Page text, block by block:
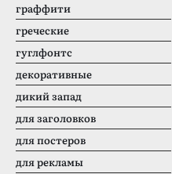
граффити
греческие
гуглфонтс
декоративные
дикий запад
для заголовков
для постеров
для рекламы